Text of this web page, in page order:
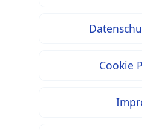
Cookie